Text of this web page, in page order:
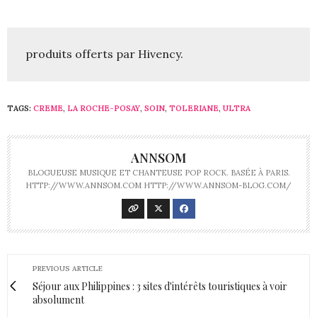
produits offerts par Hivency.
TAGS: CREME, LA ROCHE-POSAY, SOIN, TOLERIANE, ULTRA
ANNSOM
BLOGUEUSE MUSIQUE ET CHANTEUSE POP ROCK. BASÉE À PARIS.
HTTP://WWW.ANNSOM.COM HTTP://WWW.ANNSOM-BLOG.COM/
PREVIOUS ARTICLE
Séjour aux Philippines : 3 sites d'intérêts touristiques à voir
absolument